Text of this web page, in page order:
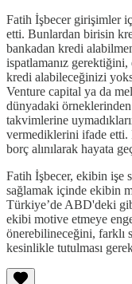
Fatih İşbecer girişimler
etti. Bunlardan birisin
bankadan kredi
ispatlamanız
kredi alabileceğinizi
Venture capital ya da
dünyadaki
takvimlerine
vermediklerini ifade etti.
borç alınılarak hayata
Fatih İşbecer, ekibin işe
sağlamak içinde ekibin
Türkiye’de ABD'deki
ekibi motive etmeye
önerebilineceğini, farklı
kesinlikle tutulması